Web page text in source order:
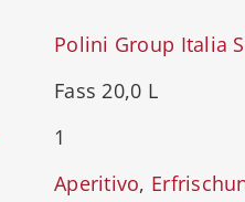
Polini Group Italia
Fass 20,0 L
1
Aperitivo,